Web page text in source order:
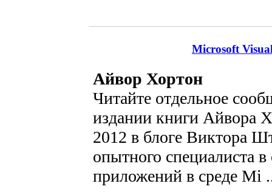
Microsoft
Айвор Хортон
Читайте отдельное
издании книги Айвора
2012 в блоге Виктора
опытного специалиста в
приложений в среде